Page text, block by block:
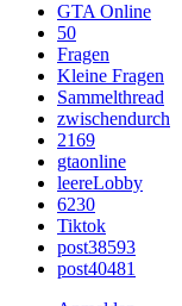
GTA Online
50
Fragen
Kleine Fragen
Sammelthread
zwischendurch
2169
gtaonline
leereLobby
6230
Tiktok
post38593
post40481